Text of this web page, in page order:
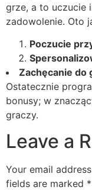
grze, a to uczucie
zadowolenie. Oto
Poczucie
Zachęcanie do
Ostatecznie
bonusy; w
graczy.
Leave a
Your email
fields are marked *